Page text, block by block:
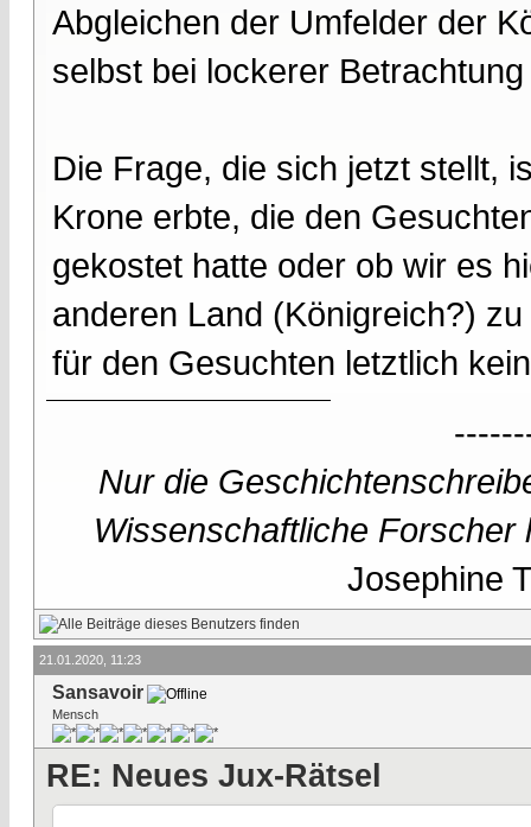
Abgleichen der Umfelder der
selbst bei lockerer
Die Frage, die sich jetzt stellt,
Krone erbte, die den
gekostet hatte oder ob wir es
anderen Land (Königreich?)
für den Gesuchten letztlich
Nur die
Wissenschaftliche
Josephine
21.01.2020, 11:23
Sansavoir
Mensch
RE: Neues Jux-Rätsel